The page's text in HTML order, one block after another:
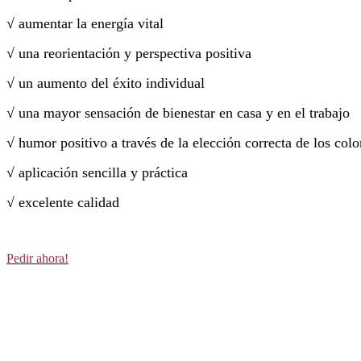
√ aumentar la energía vital
√ una reorientación y perspectiva positiva
√ un aumento del éxito individual
√ una mayor sensación de bienestar en casa y en el trabajo
√ humor positivo a través de la elección correcta de los
√ aplicación sencilla y práctica
√ excelente calidad
Pedir ahora!